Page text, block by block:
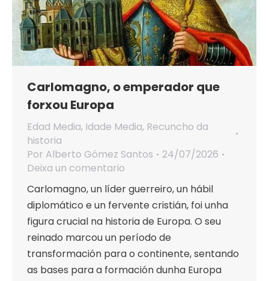
Carlomagno, o emperador que
forxou Europa
Edad Media, Idade Media, Recuncho da
historia
Por Alberto Gómez Santos
24/07/2026
Deixa un comentario
Carlomagno, un líder guerreiro, un hábil
diplomático e un fervente cristián, foi unha
figura crucial na historia de Europa. O seu
reinado marcou un período de
transformación para o continente, sentando
as bases para a formación dunha Europa